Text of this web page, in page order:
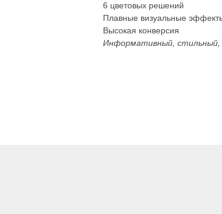
6 цветовых решений
Плавные визуальные
Высокая конверсия
Информативный, стильный,